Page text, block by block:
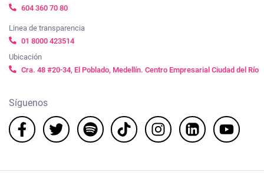
604 360 70 80
Linea de transparencia
01 8000 423514
Ubicación
Cra. 48 #20-34, El Poblado, Medellín. Centro Empresarial Ciudad del Río
Síguenos